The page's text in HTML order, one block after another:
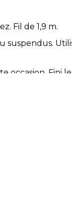
Fil de 1,9 m.
suspendus.
occasion. Fini
draps et